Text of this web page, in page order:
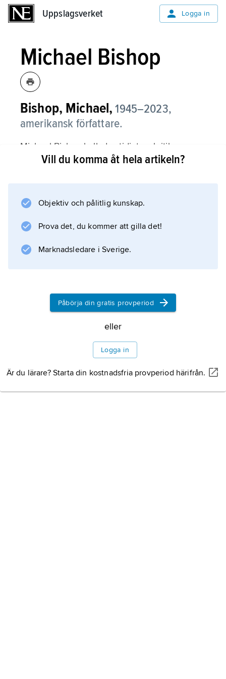
Uppslagsverket Logga in
Michael Bishop
Bishop, Michael, 1945–2023,
amerikansk författare.
Michael Bishop hyllades tidigt av kritiken som
en central författare inom science fiction.
(1982) och
(1987), kretsar kring det mänskliga psykets
av myt, förvandling och yttre förändring.
Vill du komma åt hela artikeln?
Objektiv och pålitlig kunskap.
Prova det, du kommer att gilla det!
Marknadsledare i Sverige.
Påbörja din gratis provperiod
eller
Logga in
Är du lärare? Starta din kostnadsfria provperiod härifrån.